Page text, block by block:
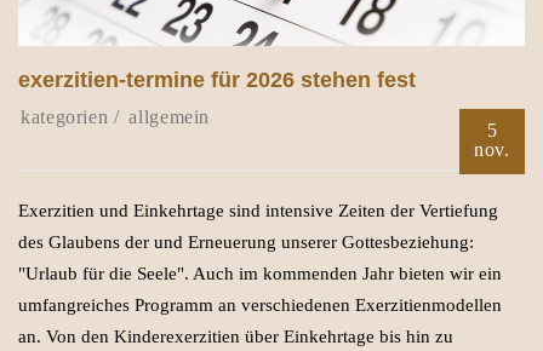
exerzitien-termine für 2026 stehen fest
allgemein
5
nov.
Exerzitien und Einkehrtage sind intensive Zeiten der Vertiefung
des Glaubens der und Erneuerung unserer Gottesbeziehung:
"Urlaub für die Seele". Auch im kommenden Jahr bieten wir ein
umfangreiches Programm an verschiedenen Exerzitienmodellen
an. Von den Kinderexerzitien über Einkehrtage bis hin zu